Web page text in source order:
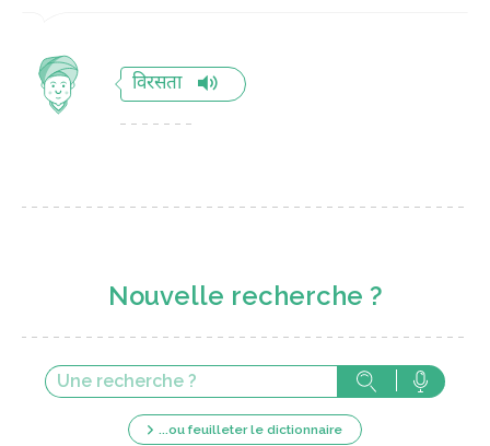
विरसता
Nouvelle recherche ?
...ou feuilleter le dictionnaire